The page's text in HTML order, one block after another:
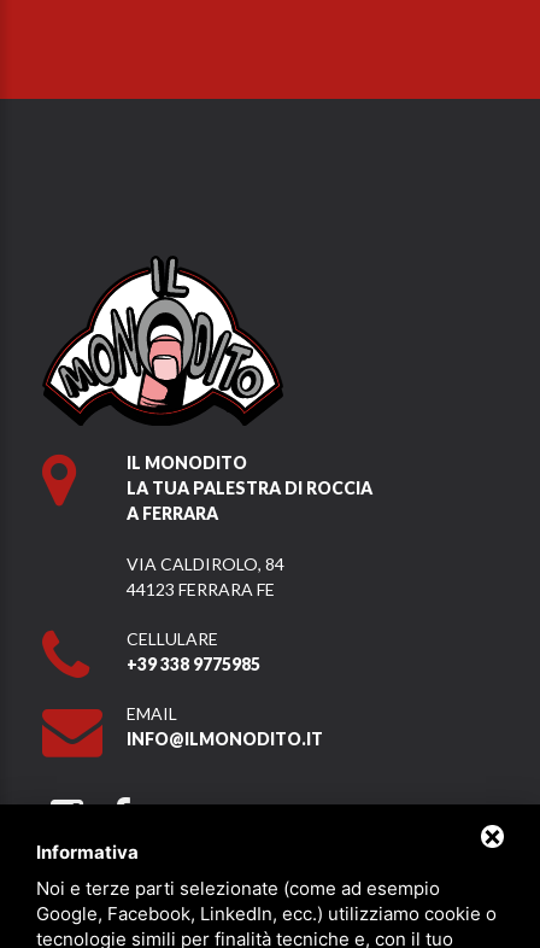
IL MONODITO
LA TUA PALESTRA DI ROCCIA
A FERRARA
VIA CALDIROLO, 84
44123 FERRARA FE
CELLULARE
+39 338 9775985
EMAIL
INFO@ILMONODITO.IT
Partner
Informativa
Noi e terze parti selezionate (come ad esempio
Google, Facebook, LinkedIn, ecc.) utilizziamo cookie o
tecnologie simili per finalità tecniche e, con il tuo